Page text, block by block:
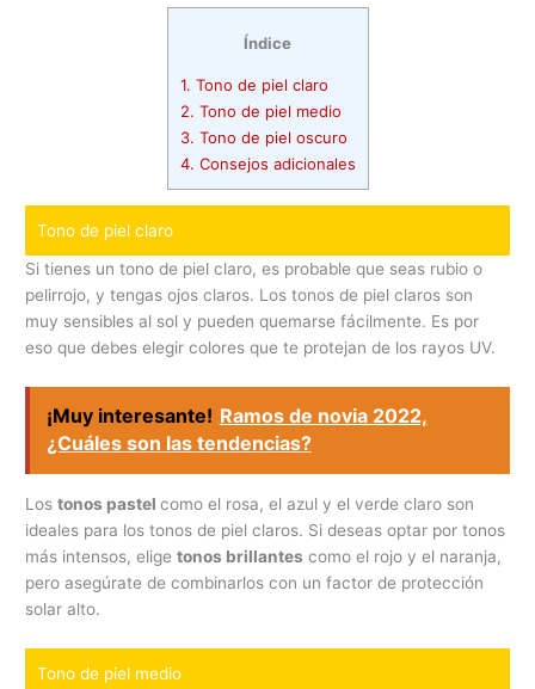
Índice
1. Tono de piel claro
2. Tono de piel medio
3. Tono de piel oscuro
4. Consejos adicionales
Tono de piel claro
Si tienes un tono de piel claro, es probable que seas rubio o
pelirrojo, y tengas ojos claros. Los tonos de piel claros son
muy sensibles al sol y pueden quemarse fácilmente. Es por
eso que debes elegir colores que te protejan de los rayos UV.
¡Muy interesante! Ramos de novia 2022,
¿Cuáles son las tendencias?
Lostonos pastelcomo el rosa, el azul y el verde claro son
ideales para los tonos de piel claros. Si deseas optar por tonos
más intensos, eligetonos brillantes como el rojo y el naranja,
pero asegúrate de combinarlos con un factor de protección
solar alto.
Tono de piel medio